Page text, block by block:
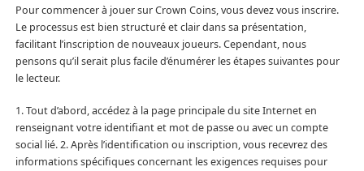
Pour commencer à jouer sur Crown Coins, vous devez vous inscrire.
Le processus est bien structuré et clair dans sa présentation,
facilitant l’inscription de nouveaux joueurs. Cependant, nous
pensons qu’il serait plus facile d’énumérer les étapes suivantes pour
le lecteur.
1. Tout d’abord, accédez à la page principale du site Internet en
renseignant votre identifiant et mot de passe ou avec un compte
social lié. 2. Après l’identification ou inscription, vous recevrez des
informations spécifiques concernant les exigences requises pour